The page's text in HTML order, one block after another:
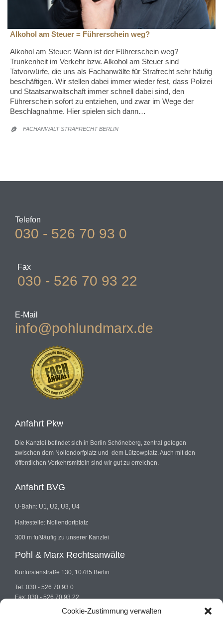
Cookie-Zustimmung verwalten
Alkohol am Steuer = Führerschein weg?
Alkohol am Steuer: Wann ist der Führerschein weg?
Trunkenheit im Verkehr bzw. Alkohol am Steuer sind
Tatvorwürfe, die uns als Fachanwälte für Strafrecht sehr häufig
beschäftigen. Wir stellen dabei immer wieder fest, dass Polizei
und Staatsanwaltschaft immer schnell dabei sind, den
Führerschein sofort zu entziehen, und zwar im Wege der
Beschlagnahme. Hier spielen sich dann…
 FACHANWALT STRAFRECHT BERLIN
Telefon
030 - 526 70 93 0
Fax
030 - 526 70 93 22
E-Mail
info@pohlundmarx.de
Anfahrt Pkw
Die Kanzlei befindet sich in Berlin Schöneberg, zentral gelegen
zwischen dem Nollendorfplatz und dem Lützowplatz. Auch mit den
öffentlichen Verkehrsmitteln sind wir gut zu erreichen.
Anfahrt BVG
U-Bahn: U1, U2, U3, U4
Haltestelle: Nollendorfplatz
300 m fußläufig zu unserer Kanzlei
Pohl & Marx Rechtsanwälte
Kurfürstenstraße 130, 10785 Berlin
Tel: 030 - 526 70 93 0
Fax: 030 - 526 70 93 22
E-mail: info@pohlundmarx.de